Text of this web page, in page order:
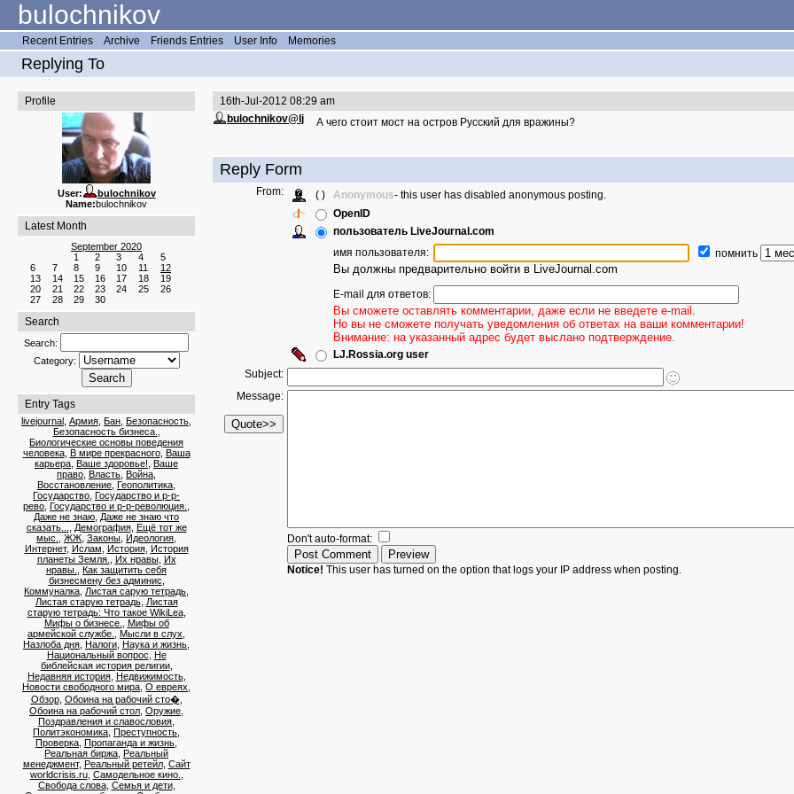
bulochnikov
Recent Entries Archive Friends Entries User Info Memories
Replying To
Profile
User:
bulochnikov
Name:bulochnikov
Latest Month
September 2020
1
2 3 4
5
6
7 8 9 10 11
12
13
14 15 16 17 18
19
20
21 22 23 24 25
26
27
28 29 30
Search
Search:
Category:
Entry Tags
livejournal Армия Бан Безопасность
Безопасность бизнеса.
Биологические основы поведения
человека, В мире прекрасного, Ваша
карьера Ваше здоровье! Ваше
право Власть Война
Восстановление Геополитика
Государство Государство и р-р-
рево Государство и р-р-революция.
Даже не знаю Даже не знаю что
сказать...
Демография, Ещё тот же
мыс.
ЖЖ Законы Идеология
Интернет, Ислам История, История
планеты Земля.
Их нравы, Их
нравы.
Как защитить себя
бизнесмену без админис
Коммуналка Листая сарую тетрадь
Листая старую тетрадь, Листая
старую тетрадь: Что такое WikiLea,
Мифы о бизнесе.
Мифы об
армейской службе.
Мысли в слух
Назлоба дня Налоги Наука и жизнь
Национальный вопрос Не
библейская история религии,
Недавняя история, Недвижимость,
Новости свободного мира О евреях
Обзор, Обоина на рабочий сто�,
Обоина на рабочий стол Оружие
Поздравления и славословия
Политэкономика Преступность
Проверка Пропаганда и жизнь
Реальная биржа Реальный
менеджмент, Реальный ретейл, Сайт
worldcrisis.ru, Самодельное кино.
Свобода слова, Семья и дети,
16th-Jul-2012 08:29 am
bulochnikov@lj
А чего стоит мост на остров Русский для вражины?
Reply Form
From: ( ) Anonymous- this user has disabled anonymous posting.
OpenID
пользователь LiveJournal.com
имя пользователя:
помнить
Вы должны предварительно войти в LiveJournal.com
E-mail для ответов:
Вы сможете оставлять комментарии, даже если не введете e-mail.
Но вы не сможете получать уведомления об ответах на ваши комментарии!
Внимание: на указанный адрес будет выслано подтверждение.
LJ.Rossia.org user
Subject:
Message:
Don't auto-format:
Notice! This user has turned on the option that logs your IP address when posting.